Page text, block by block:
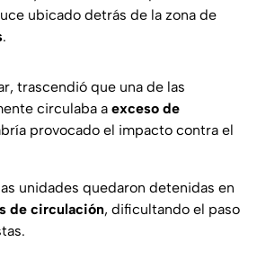
ubicado detrás de la zona de
.
trascendió que una de las
circulaba a exceso de
provocado el impacto contra el
unidades quedaron detenidas en
de circulación, dificultando el paso